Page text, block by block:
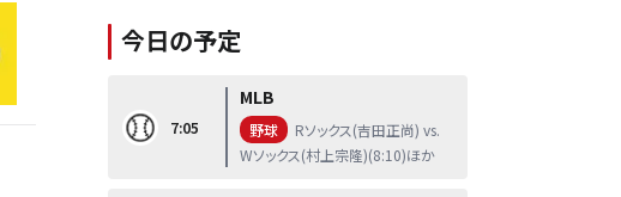
今日の予定
7:05
MLB
野球
Rソックス(吉田正尚) vs.
Wソックス(村上宗隆)(8:10)ほか